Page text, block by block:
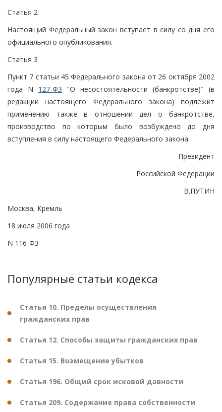
Статья 2
Настоящий Федеральный закон вступает в силу со дня его
официального опубликования.
Статья 3
Пункт 7 статьи 45 Федерального закона от 26 октября 2002
года N 127-ФЗ "О несостоятельности (банкротстве)" (в
редакции настоящего Федерального закона) подлежит
применению также в отношении дел о банкротстве,
производство по которым было возбуждено до дня
вступления в силу настоящего Федерального закона.
Президент
Российской Федерации
В.ПУТИН
Москва, Кремль
18 июля 2006 года
N 116-ФЗ
Популярные статьи кодекса
Статья 10. Пределы осуществления
гражданских прав
Статья 12. Способы защиты гражданских прав
Статья 15. Возмещение убытков
Статья 196. Общий срок исковой давности
Статья 209. Содержание права собственности